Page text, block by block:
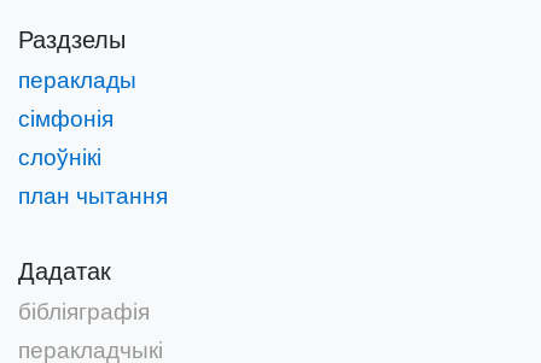
Раздзелы
пераклады
сімфонія
слоўнікі
план чытання
Дадатак
бібліяграфія
перакладчыкі